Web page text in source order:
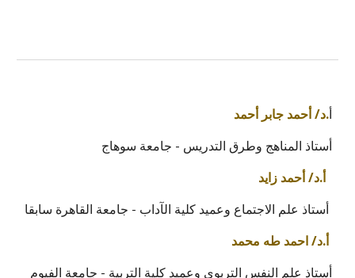
أ.د/ أحمد جابر أحمد
أستاذ المناهج وطرق التدريس - جامعة سوهاج
أ.د/ أحمد زايد
أستاذ علم الاجتماع وعميد كلية الآداب - جامعة القاهرة سابقا
أ.د/ احمد طه محمد
أستاذ علم النفس التربوي وعميد كلية التربية - جامعة الفيوم